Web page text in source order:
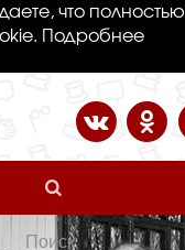
что
Подробнее